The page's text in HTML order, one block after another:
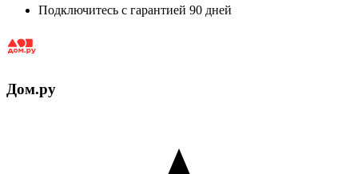
Подключитесь с гарантией 90 дней
Дом.ру